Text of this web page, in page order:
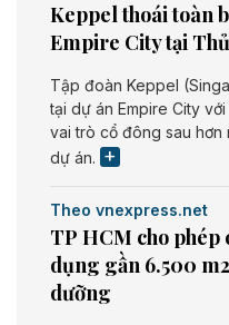
Keppel thoái toàn
Empire City tại
Tập đoàn Keppel
tại dự án Empire City
vai trò cổ đông sau hơn
dự án.
Theo vnexpress.net
TP HCM cho phép
dụng gần 6.500
dưỡng